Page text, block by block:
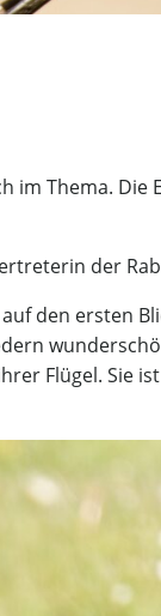
im Thema. Die
der
den ersten
Flügel. Sie